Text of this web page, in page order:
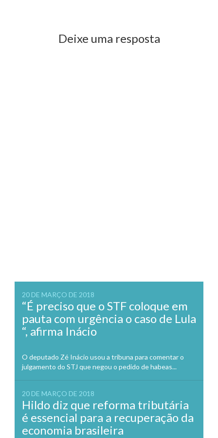
Deixe uma resposta
20 DE MARÇO DE 2018
“É preciso que o STF coloque em
pauta com urgência o caso de Lula
“, afirma Inácio
O deputado Zé Inácio usou a tribuna para comentar o
julgamento do STJ que negou o pedido de habeas...
20 DE MARÇO DE 2018
Hildo diz que reforma tributária
é essencial para a recuperação da
economia brasileira